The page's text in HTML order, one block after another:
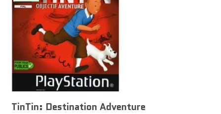
TinTin: Destination Adventure